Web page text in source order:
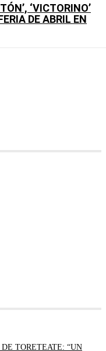
‘VICTORINO’
DE ABRIL EN
TORETEATE: “UN